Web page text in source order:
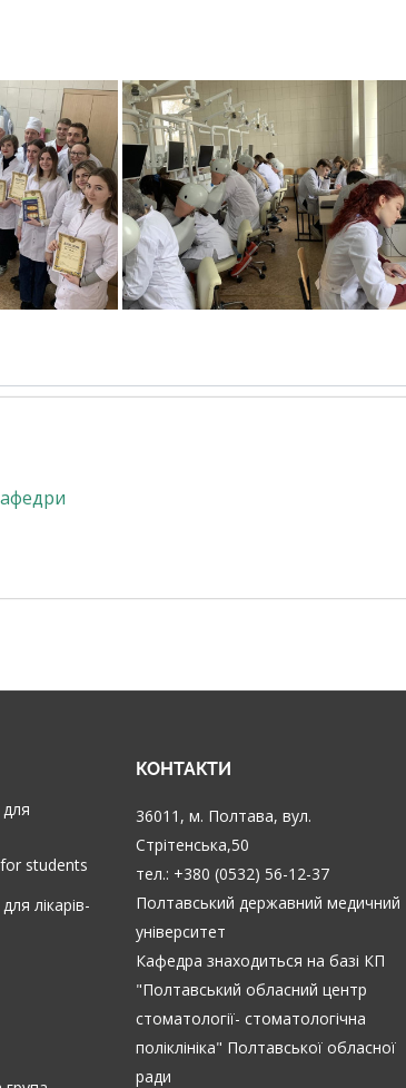
students
лікарів-
КОНТАКТИ
36011, м. Полтава, вул.
Стрітенська,50
тел.: +380 (0532) 56-12-37
Полтавський державний медичний
університет
Кафедра знаходиться на базі КП
"Полтавський обласний центр
стоматології- стоматологічна
поліклініка" Полтавської обласної
ради